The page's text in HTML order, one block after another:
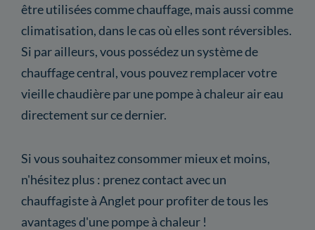
être utilisées comme chauffage, mais aussi comme
climatisation, dans le cas où elles sont réversibles.
Si par ailleurs, vous possédez un système de
chauffage central, vous pouvez remplacer votre
vieille chaudière par une pompe à chaleur air eau
directement sur ce dernier.
Si vous souhaitez consommer mieux et moins,
n'hésitez plus : prenez contact avec un
chauffagiste à Anglet pour profiter de tous les
avantages d'une pompe à chaleur !